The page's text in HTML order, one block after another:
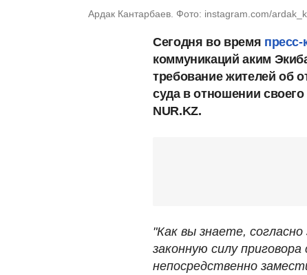
Ардак Кантарбаев. Фото: instagram.com/
Сегодня во время
коммуникаций аким
требование жителей об
суда в отношении
NUR.KZ.
"Как вы знаете,
законную силу
непосредственно